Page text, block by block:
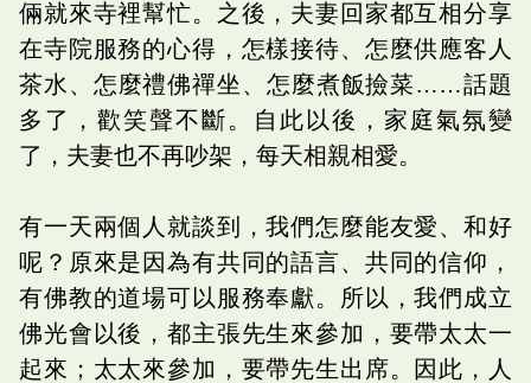
倆就來寺裡幫忙。之後，夫妻回家都互相分享
在寺院服務的心得，怎樣接待、怎麼供應客人
茶水、怎麼禮佛禪坐、怎麼煮飯撿菜……話題
多了，歡笑聲不斷。自此以後，家庭氣氛變
了，夫妻也不再吵架，每天相親相愛。
有一天兩個人就談到，我們怎麼能友愛、和好
呢？原來是因為有共同的語言、共同的信仰，
有佛教的道場可以服務奉獻。所以，我們成立
佛光會以後，都主張先生來參加，要帶太太一
起來；太太來參加，要帶先生出席。因此，人